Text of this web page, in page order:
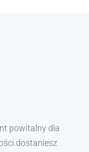
powitalny dla
dostaniesz